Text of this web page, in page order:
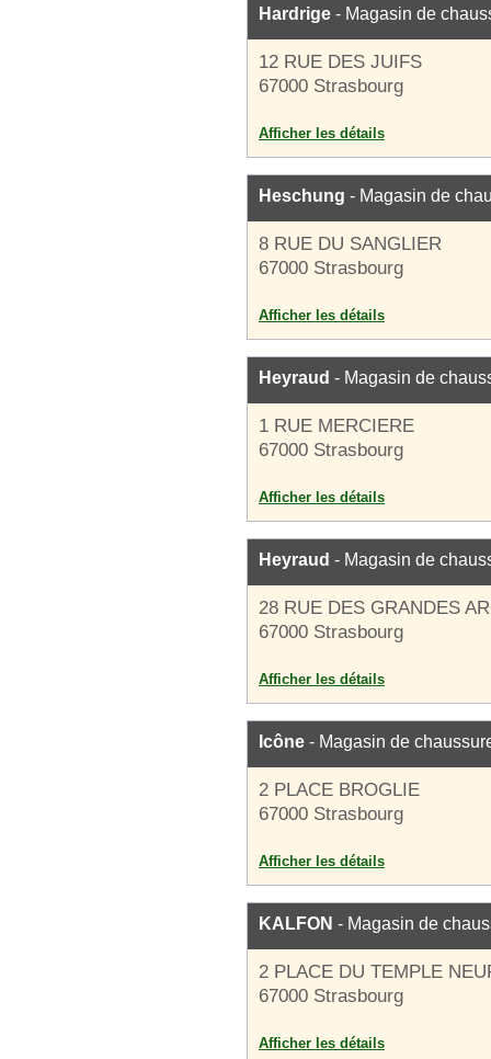
Hardrige - Magasin de
12 RUE DES JUIFS
67000 Strasbourg
Afficher les détails
Heschung - Magasin de
8 RUE DU SANGLIER
67000 Strasbourg
Afficher les détails
Heyraud - Magasin de
1 RUE MERCIERE
67000 Strasbourg
Afficher les détails
Heyraud - Magasin de
28 RUE DES GRANDES
67000 Strasbourg
Afficher les détails
Icône - Magasin de
2 PLACE BROGLIE
67000 Strasbourg
Afficher les détails
KALFON - Magasin de
2 PLACE DU TEMPLE
67000 Strasbourg
Afficher les détails